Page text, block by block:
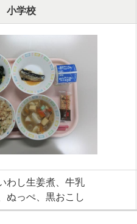
小学校
わし生姜煮、牛乳
ぬっぺ、黒おこし